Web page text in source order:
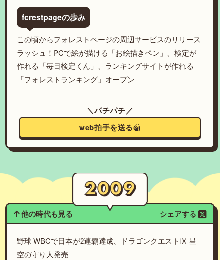
forestpageの歩み
この頃からフォレストページの周辺サービスのリリース
ラッシュ！PCで絵が描ける「お絵描きペン」、検定が
作れる「毎日検定くん」、ランキングサイトが作れる
「フォレストランキング」オープン
＼パチパチ／
web拍手を送る
他の時代も見る シェアする
野球 WBCで日本が2連覇達成、ドラゴンクエストⅨ 星
空の守り人発売